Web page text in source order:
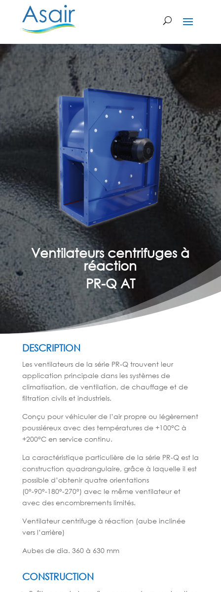
Ventilateurs centrifuges à
réaction
PR-Q AT
DESCRIPTION
Les ventilateurs de la série PR-Q trouvent leur
application principale dans les systèmes de
climatisation, de ventilation, de chauffage et de
filtration civils et industriels.
Conçu pour véhiculer de l’air propre ou légèrement
poussiéreux avec des températures de +100°C à
+200°C en service continu.
La caractéristique particulière de la série PR-Q est la
construction quadrangulaire, grâce à laquelle il est
possible d’obtenir quatre orientations
(0°-90°-180°-270°) avec le même ventilateur et
avec des encombrements limités.
Ventilateur centrifuge à réaction (aube inclinée
vers l’arrière)
Aubes de dia. 360 à 630 mm
CONSTRUCTION